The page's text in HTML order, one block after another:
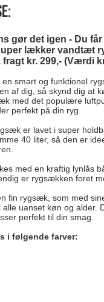
gør det igen - Du
lækker vandtæt
fragt kr. 299,- (Værdi
en smart og funktionel
af dig, så skynd dig at
med det populære
perfekt på din ryg.
er lavet i super
40 liter, så den er
med en kraftig lynlås
er rygsækken foret
fin rygsæk, som med
alle uanset køn og alder.
perfekt til din smag.
i følgende farver: